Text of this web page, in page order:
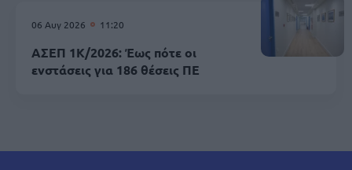
06 Αυγ 2026 11:20
ΑΣΕΠ 1Κ/2026: Έως πότε οι
ενστάσεις για 186 θέσεις ΠΕ